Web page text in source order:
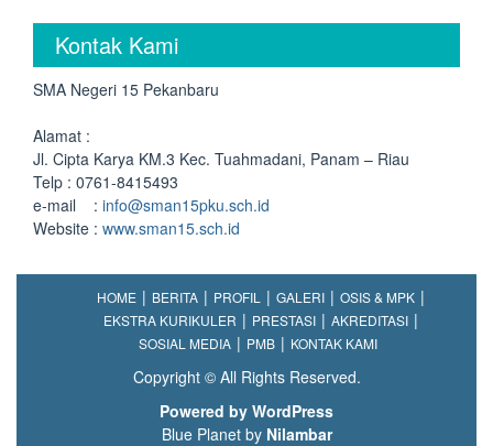
Kontak Kami
SMA Negeri 15 Pekanbaru
Alamat :
Jl. Cipta Karya KM.3 Kec. Tuahmadani, Panam – Riau
Telp : 0761-8415493
e-mail : info@sman15pku.sch.id
Website : www.sman15.sch.id
HOME BERITA PROFIL GALERI
OSIS & MPK
EKSTRA KURIKULER
PRESTASI
AKREDITASI
SOSIAL MEDIA
PMB KONTAK KAMI
Copyright © All Rights Reserved.
Powered by WordPress
Blue Planet by Nilambar